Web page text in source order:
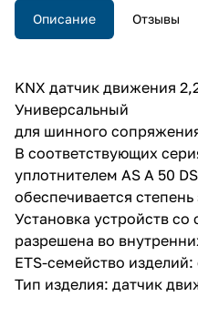
Описание Отзывы
KNX датчик движения
Универсальный
для шинного
В соответствующих
уплотнителем AS A 50
обеспечивается
Установка устройств
разрешена во
ETS-семейство
Тип изделия: датчик